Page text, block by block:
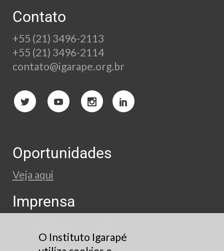
Contato
+55 (21) 3496-2113
+55 (21) 3496-2114
contato@igarape.org.br
Oportunidades
Veja aqui
Imprensa
O Instituto Igarapé